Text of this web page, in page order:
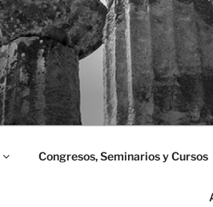
Congresos, Seminarios y Cursos